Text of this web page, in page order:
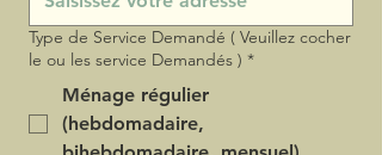
Type de Service Demandé ( Veuillez cocher
le ou les service Demandés ) *
Ménage régulier
(hebdomadaire,